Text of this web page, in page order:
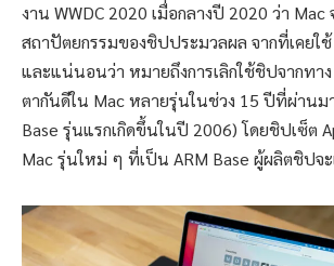
งาน WWDC 2020 เมื่อกลางปี 2020 ว่า Mac
สถาปัตยกรรมของชิปประมวลผล จากที่เคยใ
และแน่นอนว่า หมายถึงการเลิกใช้ชิปจากท
ตากันดีใน Mac หลายรุ่นในช่วง 15 ปีที่ผ่าน
Base รุ่นแรกเกิดขึ้นในปี 2006) โดยชิปเซ็ต
Mac รุ่นใหม่ ๆ ที่เป็น ARM Base ผู้ผลิตชิปจะ